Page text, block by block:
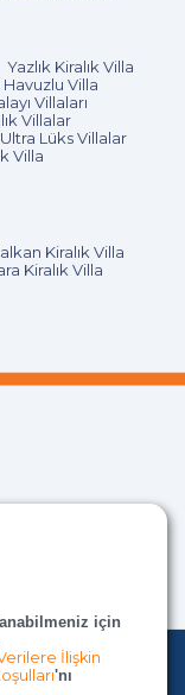
Yazlık Kiralık Villa
Villa
Villaları
Villalar
Ultra Lüks Villalar
Villa
Kiralık Villa
Kiralık Villa
için
İlişkin
'nı